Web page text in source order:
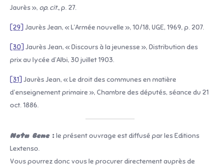
Jaurès », op. cit.,p. 27.
[29] Jaurès Jean, « L’Armée nouvelle », 10/18, UGE, 1969, p. 207.
[30] Jaurès Jean, « Discours à la jeunesse », Distribution des
prix au lycée d’Albi, 30 juillet 1903.
[31] Jaurès Jean, « Le droit des communes en matière
d’enseignement primaire », Chambre des députés, séance du 21
oct. 1886.
Nota Bene: le présent ouvrage est diffusé par les Editions
Lextenso.
Vous pourrez donc vous le procurer directement auprès de